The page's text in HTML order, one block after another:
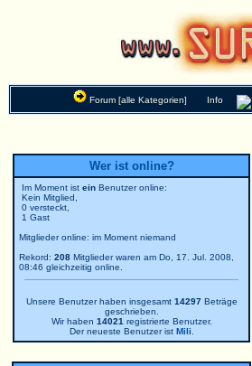
Forum [alle Kategorien] Info
Wer ist online?
Im Moment ist ein Benutzer online:
Kein Mitglied,
0 versteckt,
1 Gast
Mitglieder online: im Moment niemand
Rekord: 208 Mitglieder waren am Do, 17. Jul. 2008,
08:46 gleichzeitig online.
Unsere Benutzer haben insgesamt 14297Beträge
geschrieben.
Wir haben 14021 registrierte Benutzer.
Der neueste Benutzer ist Mili